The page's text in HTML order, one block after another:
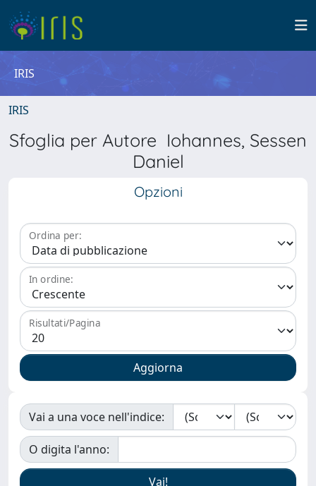
IRIS
IRIS
Sfoglia per Autore Iohannes, Sessen
Daniel
Opzioni
Ordina per:
In ordine:
Risultati/Pagina
Vai a una voce nell'indice:
O digita l'anno: